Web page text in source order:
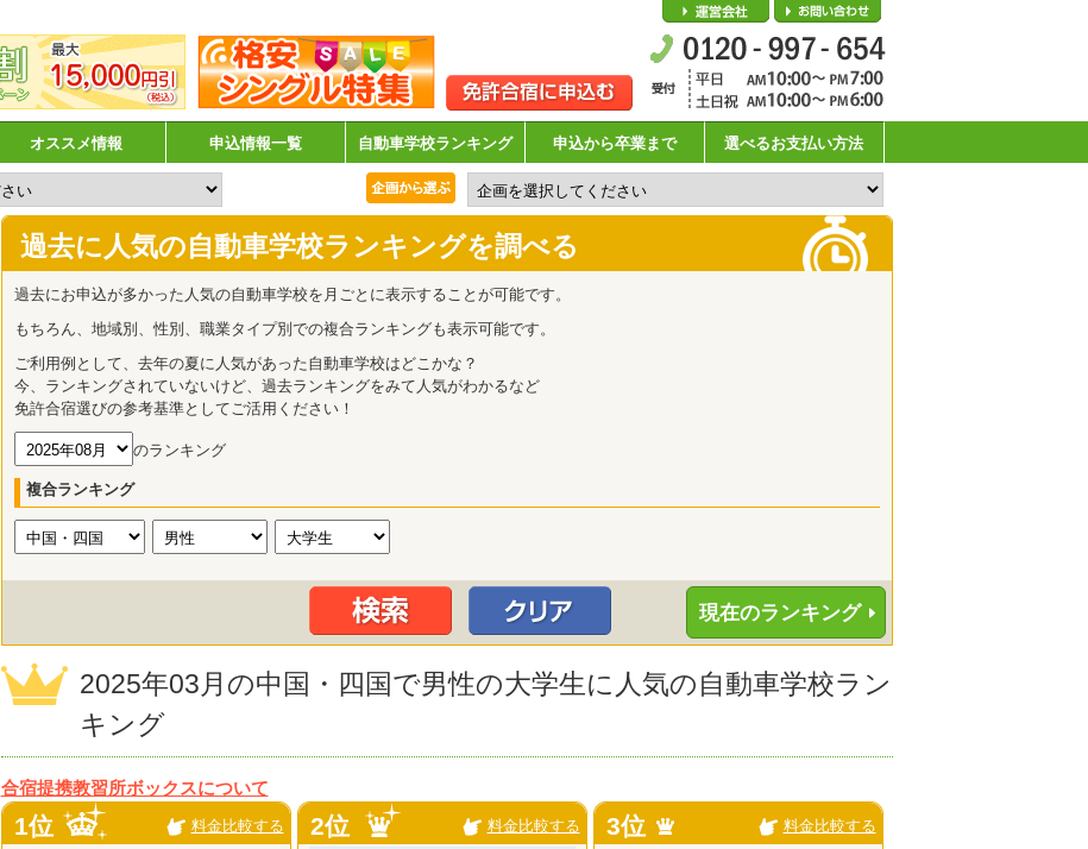
会社概要
オススメ情報 申込情報一覧 自動車学校ランキング 申込から卒業まで 選べるお支払い方法
過去に人気の自動車学校ランキングを調べる
過去にお申込が多かった人気の自動車学校を月ごとに表示することが可能です。
もちろん、地域別、性別、職業タイプ別での複合ランキングも表示可能です。
ご利用例として、去年の夏に人気があった自動車学校はどこかな？
今、ランキングされていないけど、過去ランキングをみて人気がわかるなど
免許合宿選びの参考基準としてご活用ください！
のランキング
複合ランキング
現在のランキング
2025年03月の中国・四国で男性の大学生に人気の自動車学校ラン
キング
合宿提携教習所ボックスについて
1位 料金比較する 2位 料金比較する 3位 料金比較する